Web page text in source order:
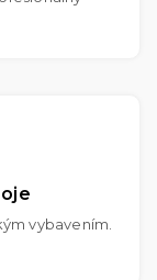
vybavením.